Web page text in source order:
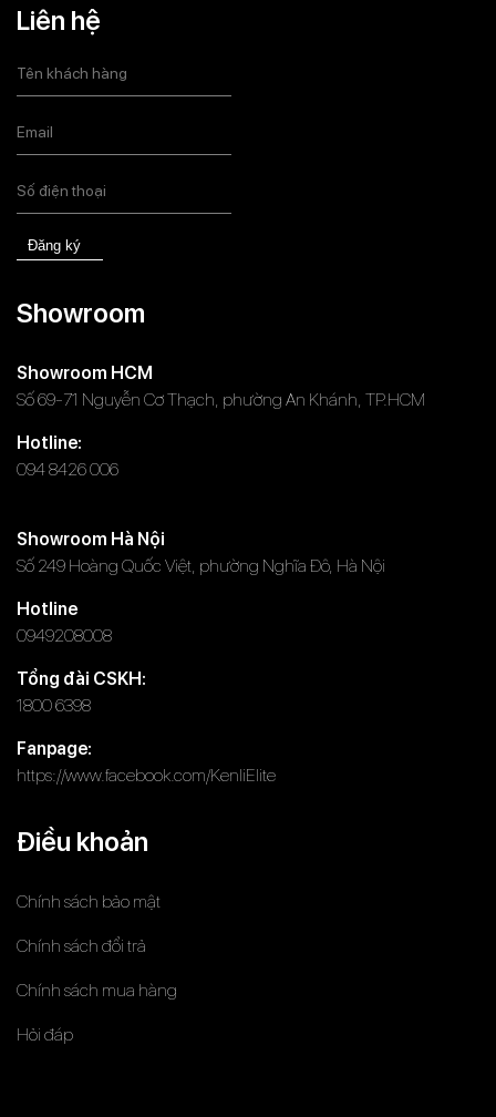
Showroom
Showroom HCM
Số 69-71 Nguyễn Cơ Thạch, phường An Khánh, TP.HCM
Hotline:
094 8426 006
Showroom Hà Nội
Số 249 Hoàng Quốc Việt, phường Nghĩa Đô, Hà Nội
Hotline
0949208008
Tổng đài CSKH:
1800 6398
Fanpage:
https://www.facebook.com/KenliElite
Liên hệ
Đăng ký
Điều khoản
Chính sách bảo mật
Chính sách đổi trả
Chính sách mua hàng
Hỏi đáp